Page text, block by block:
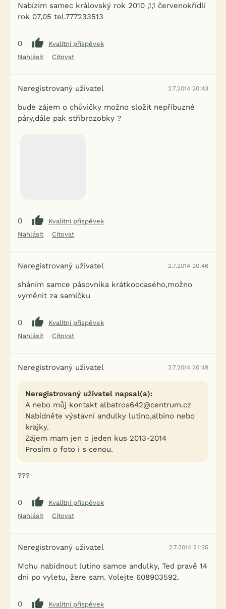
Nabízím samec královský rok 2010 ,1,1 červenokřídlí
rok 07,05 tel.777233513
0
Kvalitní příspěvek
Nahlásit
Citovat
Neregistrovaný uživatel 2.7.2014 20:43
bude zájem o chůvičky možno složit nepříbuzné
páry,dále pak stříbrozobky ?
0
Kvalitní příspěvek
Nahlásit
Citovat
Neregistrovaný uživatel 2.7.2014 20:46
sháním samce pásovníka krátkoocasého,možno
vyměnit za samičku
0
Kvalitní příspěvek
Nahlásit
Citovat
Neregistrovaný uživatel 2.7.2014 20:49
Neregistrovaný uživatel napsal(a):
A nebo můj kontakt albatros642@centrum.cz
Nabídněte výstavní andulky lutino,albino nebo
krajky.
Zájem mam jen o jeden kus 2013-2014
Prosím o foto i s cenou.
???
0
Kvalitní příspěvek
Nahlásit
Citovat
Neregistrovaný uživatel 2.7.2014 21:35
Mohu nabidnout lutino samce andulky, Ted pravě 14
dni po vyletu, žere sam. Volejte 608903592.
0
Kvalitní příspěvek